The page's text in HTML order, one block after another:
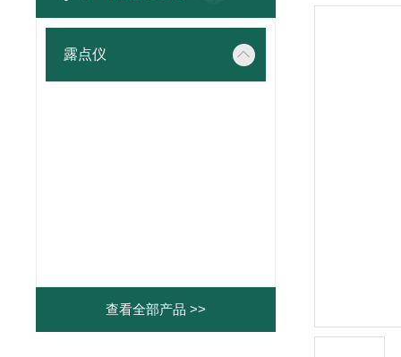
露点仪
查看全部产品 >>